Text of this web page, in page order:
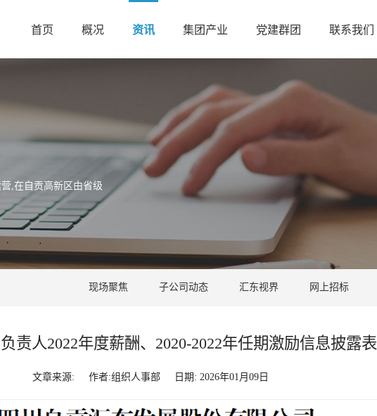
首页 概况 资讯 集团产业 党建群团 联系我们
,在自贡高新区由省级
现场聚焦 子公司动态 汇东视界 网上招标
责人2022年度薪酬、2020-2022年任期激励信息披露表
文章来源: 作者:组织人事部 日期: 2026年01月09日